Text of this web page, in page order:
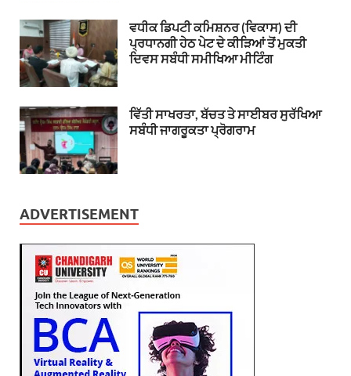
ਵਧੀਕ ਡਿਪਟੀ ਕਮਿਸ਼ਨਰ (ਵਿਕਾਸ) ਦੀ
ਪ੍ਰਧਾਨਗੀ ਹੇਠ ਪੇਟ ਦੇ ਕੀੜਿਆਂ ਤੋਂ ਮੁਕਤੀ
ਦਿਵਸ ਸਬੰਧੀ ਸਮੀਖਿਆ ਮੀਟਿੰਗ
ਵਿੱਤੀ ਸਾਖਰਤਾ, ਬੱਚਤ ਤੇ ਸਾਈਬਰ ਸੁਰੱਖਿਆ
ਸਬੰਧੀ ਜਾਗਰੂਕਤਾ ਪ੍ਰੋਗਰਾਮ
ADVERTISEMENT